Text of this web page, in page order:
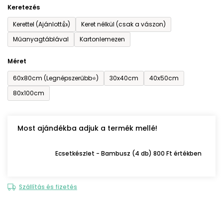
Keretezés
Kerettel (Ajánlott👍)
Keret nélkül (csak a vászon)
Műanyagtáblával
Kartonlemezen
Méret
60x80cm (Legnépszerűbb⭐)
30x40cm
40x50cm
80x100cm
Most ajándékba adjuk a termék mellé!
Ecsetkészlet - Bambusz (4 db) 800 Ft értékben
Szállítás és fizetés